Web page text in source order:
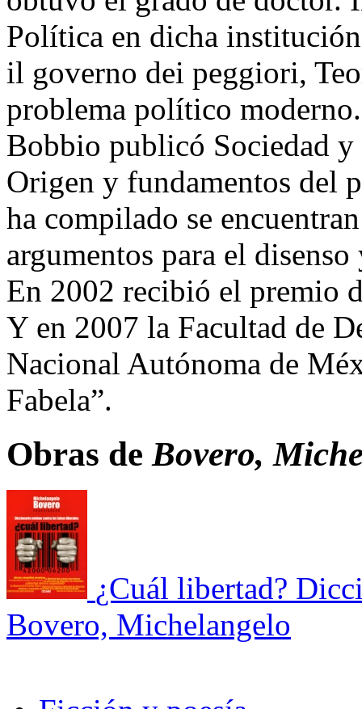
Política en dicha
il governo dei peggiori,
problema político
Bobbio publicó Sociedad
Origen y fundamentos del
ha compilado se
argumentos para el
En 2002 recibió el premio
Y en 2007 la Facultad de
Nacional Autónoma de
Fabela”.
Obras deBovero,
¿Cuál libertad?
Bovero, Michelangelo